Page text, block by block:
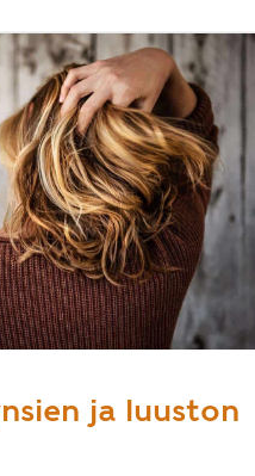
ja luuston